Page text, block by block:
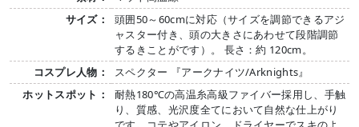
サイズ：
頭囲50～60cmに対応（サイズを調節できるアジ
ャスター付き、頭の大きさにあわせて段階調節
するきことがです）。 長さ：約 120cm。
コスプレ人物：
スペクター 『アークナイツ/Arknights』
ホットスポット：
耐熱180℃の高温糸高級ファイバー採用し、手触
り、質感、光沢度全てにおいて自然な仕上がり